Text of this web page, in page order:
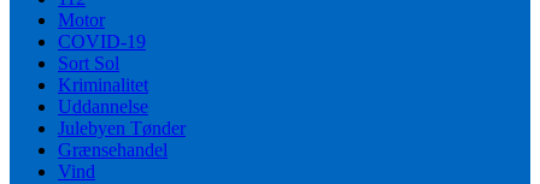
Motor
COVID-19
Sort Sol
Kriminalitet
Uddannelse
Julebyen Tønder
Grænsehandel
Vind